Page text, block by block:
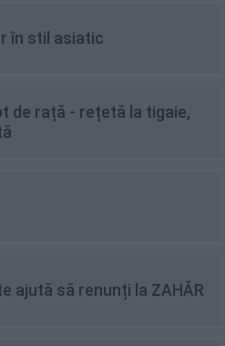
în stil asiatic
de rață - rețetă la tigaie,
ajută să renunți la ZAHĂR